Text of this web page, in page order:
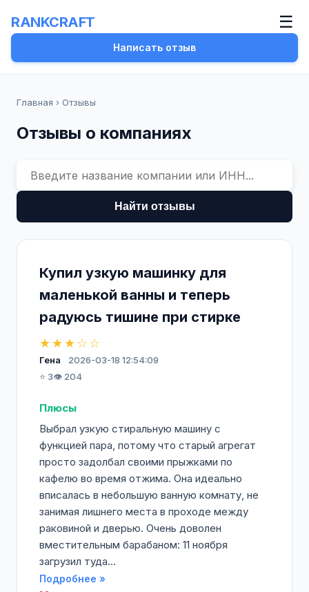
RANKCRAFT ☰
Написать отзыв
Главная › Отзывы
Отзывы о компаниях
Найти отзывы
Купил узкую машинку для
маленькой ванны и теперь
радуюсь тишине при стирке
★★★☆☆
Гена
2026-03-18 12:54:09
⭐ 3👁️ 204
Плюсы
Выбрал узкую стиральную машину с
функцией пара, потому что старый агрегат
просто задолбал своими прыжками по
кафелю во время отжима. Она идеально
вписалась в небольшую ванную комнату, не
занимая лишнего места в проходе между
раковиной и дверью. Очень доволен
вместительным барабаном: 11 ноября
загрузил туда...
Подробнее »